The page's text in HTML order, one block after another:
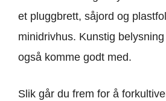
et pluggbrett, såjord og
minidrivhus. Kunstig
også komme godt med.
Slik går du frem for å